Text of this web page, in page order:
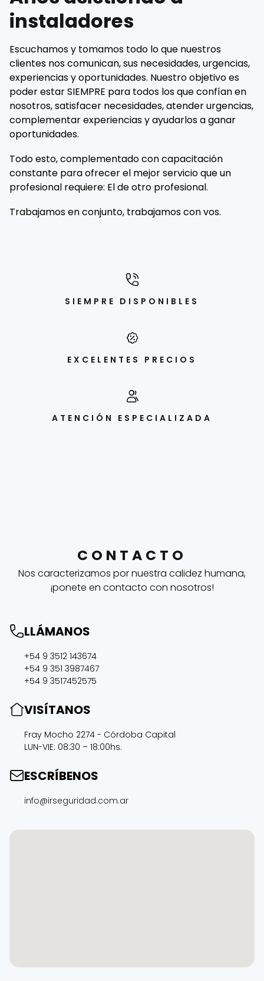
instaladores
Escuchamos y tomamos todo lo que nuestros
clientes nos comunican, sus necesidades, urgencias,
experiencias y oportunidades. Nuestro objetivo es
poder estar SIEMPRE para todos los que confían en
nosotros, satisfacer necesidades, atender urgencias,
complementar experiencias y ayudarlos a ganar
oportunidades.
Todo esto, complementado con capacitación
constante para ofrecer el mejor servicio que un
profesional requiere: El de otro profesional.
Trabajamos en conjunto, trabajamos con vos.
SIEMPRE DISPONIBLES
EXCELENTES PRECIOS
ATENCIÓN ESPECIALIZADA
CONTACTO
Nos caracterizamos por nuestra calidez humana,
¡ponete en contacto con nosotros!
LLÁMANOS
+54 9 3512 143674
+54 9 351 3987467
+54 9 3517452575
VISÍTANOS
Fray Mocho 2274 - Córdoba Capital
LUN-VIE: 08:30 – 18:00hs.
ESCRÍBENOS
info@irseguridad.com.ar